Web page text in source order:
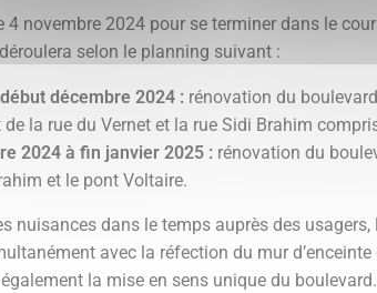
4 novembre 2024 pour se terminer dans le
selon le planning suivant :
décembre 2024 : rénovation du boulevard
la rue du Vernet et la rue Sidi Brahim
2024 à fin janvier 2025 : rénovation du
et le pont Voltaire.
nuisances dans le temps auprès des usagers,
avec la réfection du mur d’enceinte
la mise en sens unique du boulevard.